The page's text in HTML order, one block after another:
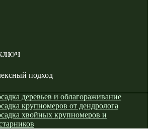
подход
деревьев и облагораживание
крупномеров от дендролога
хвойных крупномеров и